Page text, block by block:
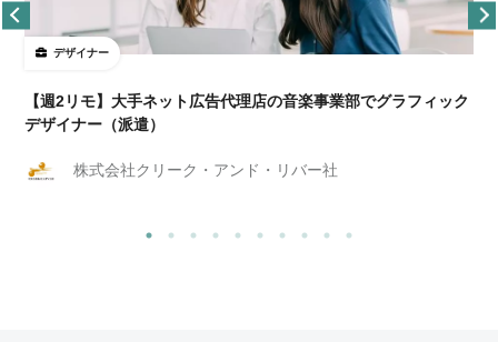
デザイナー
【週2リモ】大手ネット広告代理店の音楽事業部でグラフィック
デザイナー（派遣）
株式会社クリーク・アンド・リバー社